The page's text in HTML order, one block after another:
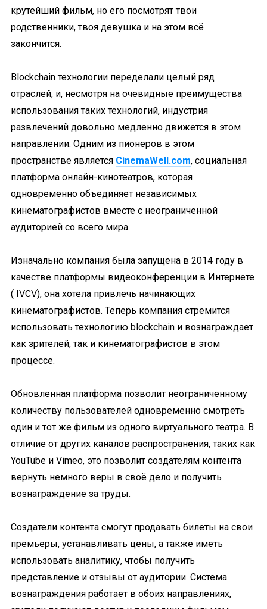
крутейший фильм, но его посмотрят твои
родственники, твоя девушка и на этом всё
закончится.
Blockchain технологии переделали целый ряд
отраслей, и, несмотря на очевидные преимущества
использования таких технологий, индустрия
развлечений довольно медленно движется в этом
направлении. Одним из пионеров в этом
пространстве является CinemaWell.com, социальная
платформа онлайн-кинотеатров, которая
одновременно объединяет независимых
кинематографистов вместе с неограниченной
аудиторией со всего мира.
Изначально компания была запущена в 2014 году в
качестве платформы видеоконференции в Интернете
( IVCV), она хотела привлечь начинающих
кинематографистов. Теперь компания стремится
использовать технологию blockchain и вознаграждает
как зрителей, так и кинематографистов в этом
процессе.
Обновленная платформа позволит неограниченному
количеству пользователей одновременно смотреть
один и тот же фильм из одного виртуального театра. В
отличие от других каналов распространения, таких как
YouTube и Vimeo, это позволит создателям контента
вернуть немного веры в своё дело и получить
вознаграждение за труды.
Создатели контента смогут продавать билеты на свои
премьеры, устанавливать цены, а также иметь
использовать аналитику, чтобы получить
представление и отзывы от аудитории. Система
вознаграждения работает в обоих направлениях,